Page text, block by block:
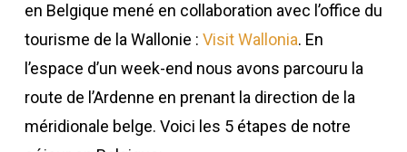
en Belgique mené en collaboration avec l’office du
tourisme de la Wallonie : Visit Wallonia. En
l’espace d’un week-end nous avons parcouru la
route de l’Ardenne en prenant la direction de la
méridionale belge. Voici les 5 étapes de notre